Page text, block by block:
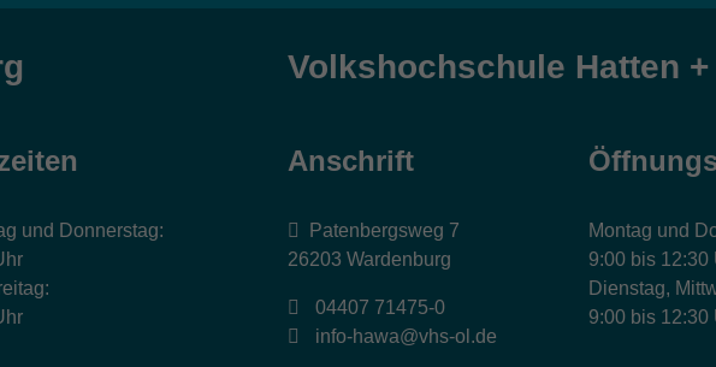
und Donnerstag:
Volkshochschule Hatten
Anschrift
Patenbergsweg 7
26203 Wardenburg
04407 71475-0
info-hawa@vhs-ol.de
Montag und
9:00 bis 12:30
Dienstag,
9:00 bis 12:30